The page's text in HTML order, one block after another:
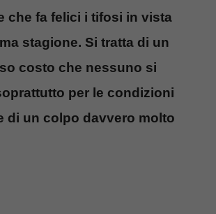
che fa felici i tifosi in vista
stagione. Si tratta di un
costo che nessuno si
per le condizioni
di un colpo davvero molto